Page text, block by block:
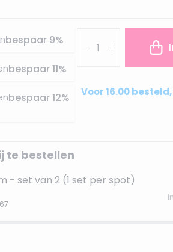
bespaar 9%
bespaar11%
bespaar12%
Voor 16.00
te bestellen
- set van 2 (1 set per spot)